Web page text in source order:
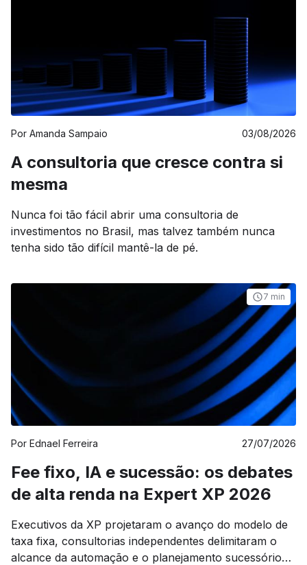
Por Amanda Sampaio 03/08/2026
A consultoria que cresce contra si
mesma
Nunca foi tão fácil abrir uma consultoria de
investimentos no Brasil, mas talvez também nunca
tenha sido tão difícil mantê-la de pé.
7 min
Por Ednael Ferreira 27/07/2026
Fee fixo, IA e sucessão: os debates
de alta renda na Expert XP 2026
Executivos da XP projetaram o avanço do modelo de
taxa fixa, consultorias independentes delimitaram o
alcance da automação e o planejamento sucessório